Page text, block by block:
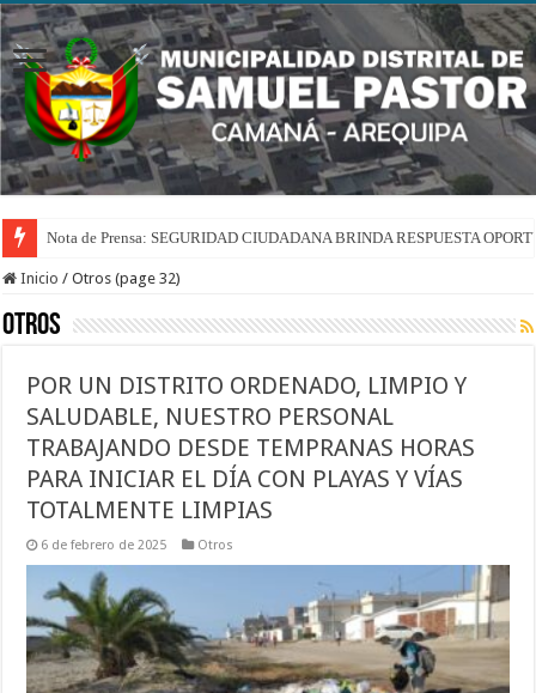
Nota de Prensa: SEGURIDAD CIUDADANA BRINDA RESPUESTA
Inicio / Otros (page 32)
Otros
POR UN DISTRITO ORDENADO, LIMPIO Y
SALUDABLE, NUESTRO PERSONAL
TRABAJANDO DESDE TEMPRANAS HORAS
PARA INICIAR EL DÍA CON PLAYAS Y VÍAS
TOTALMENTE LIMPIAS
6 de febrero de 2025 Otros